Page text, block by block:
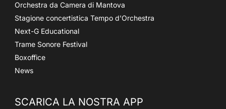
Orchestra da Camera di Mantova
Stagione concertistica Tempo d'Orchestra
Next-G Educational
Trame Sonore Festival
Boxoffice
News
SCARICA LA NOSTRA APP